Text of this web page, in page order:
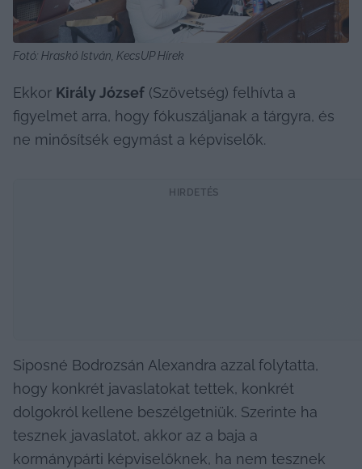
Fotó: Hraskó István, KecsUP Hírek
Ekkor Király József (Szövetség) felhívta a
figyelmet arra, hogy fókuszáljanak a tárgyra, és
ne minősítsék egymást a képviselők.
HIRDETÉS
Siposné Bodrozsán Alexandra azzal folytatta,
hogy konkrét javaslatokat tettek, konkrét
dolgokról kellene beszélgetniük. Szerinte ha
tesznek javaslatot, akkor az a baja a
kormánypárti képviselőknek, ha nem tesznek